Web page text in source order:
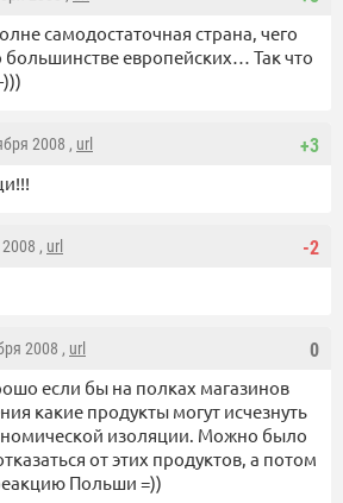
самодостаточная страна, чего
большинстве европейских… Так что
+3
2008 , url
-2
, url
0
2008 , url
если бы на полках магазинов
какие продукты могут исчезнуть
изоляции. Можно было
от этих продуктов, а потом
Польши =))